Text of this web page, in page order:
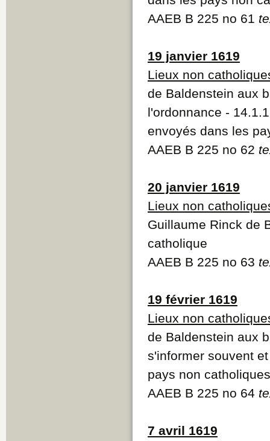
AAEB B 225 no 61
19 janvier 1619
Lieux non
de Baldenstein aux
l'ordonnance -
envoyés dans les
AAEB B 225 no 62
20 janvier 1619
Lieux non
Guillaume Rinck de
catholique
AAEB B 225 no 63
19 février 1619
Lieux non
de Baldenstein aux
s'informer souvent
pays non catholiques
AAEB B 225 no 64
7 avril 1619